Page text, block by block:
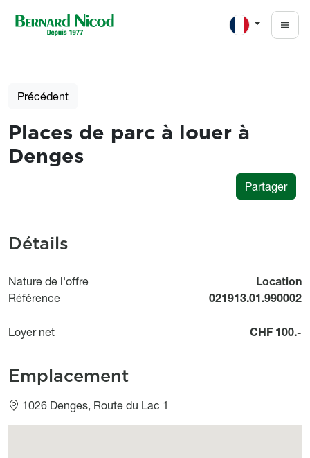
Précédent
Places de parc à louer à
Denges
Partager
Détails
Nature de l'offre
Location
Référence
021913.01.990002
Loyer net CHF 100.-
Emplacement
1026 Denges, Route du Lac 1